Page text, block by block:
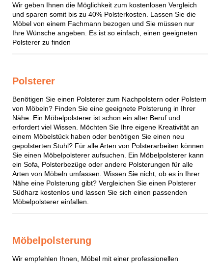
Wir geben Ihnen die Möglichkeit zum kostenlosen Vergleich
und sparen somit bis zu 40% Polsterkosten. Lassen Sie die
Möbel von einem Fachmann bezogen und Sie müssen nur
Ihre Wünsche angeben. Es ist so einfach, einen geeigneten
Polsterer zu finden
Polsterer
Benötigen Sie einen Polsterer zum Nachpolstern oder Polstern
von Möbeln? Finden Sie eine geeignete Polsterung in Ihrer
Nähe. Ein Möbelpolsterer ist schon ein alter Beruf und
erfordert viel Wissen. Möchten Sie Ihre eigene Kreativität an
einem Möbelstück haben oder benötigen Sie einen neu
gepolsterten Stuhl? Für alle Arten von Polsterarbeiten können
Sie einen Möbelpolsterer aufsuchen. Ein Möbelpolsterer kann
ein Sofa, Polsterbezüge oder andere Polsterungen für alle
Arten von Möbeln umfassen. Wissen Sie nicht, ob es in Ihrer
Nähe eine Polsterung gibt? Vergleichen Sie einen Polsterer
Südharz kostenlos und lassen Sie sich einen passenden
Möbelpolsterer einfallen.
Möbelpolsterung
Wir empfehlen Ihnen, Möbel mit einer professionellen